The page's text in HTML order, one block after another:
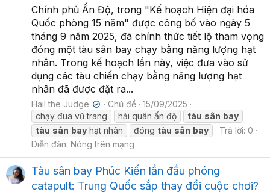
Chính phủ Ấn Độ, trong "Kế hoạch Hiện đại hóa
Quốc phòng 15 năm" được công bố vào ngày 5
tháng 9 năm 2025, đã chính thức tiết lộ tham vọng
đóng một tàu sân bay chạy bằng năng lượng hạt
nhân. Trong kế hoạch lần này, việc đưa vào sử
dụng các tàu chiến chạy bằng năng lượng hạt
nhân đã được đặt ra...
Hail the Judge ✔ Chủ đề
15/09/2025
chạy đua vũ trang
hải quân ấn độ tàu sân bay
tàu sân bay hạt nhân đóng tàu sân bay
Trả lời: 0
Diễn đàn: Nóng trên mạng
Tàu sân bay Phúc Kiến lần đầu phóng
catapult: Trung Quốc sắp thay đổi cuộc chơi?